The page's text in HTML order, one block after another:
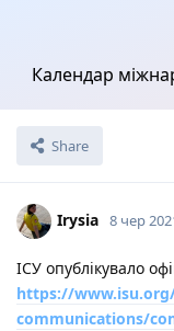
Календар
Share
Irysia 8 чер
ІСУ опублікувало
https://
communications/